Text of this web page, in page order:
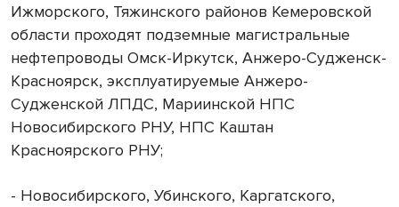
Ижморского, Тяжинского районов Кемеровской
области проходят подземные магистральные
нефтепроводы Омск-Иркутск, Анжеро-Судженск-
Красноярск, эксплуатируемые Анжеро-
Судженской ЛПДС, Мариинской НПС
Новосибирского РНУ, НПС Каштан
Красноярского РНУ;
- Новосибирского, Убинского, Каргатского,